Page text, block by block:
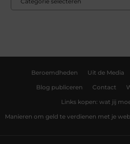
Beroemdheden Uit de Media
Blog publiceren Contact
Links kopen: wat jij
Manieren om geld te verdienen met je